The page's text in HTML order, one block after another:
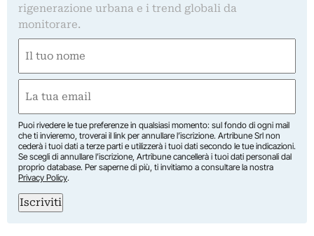
rigenerazione urbana e i trend globali da
monitorare.
(Obbligatorio)
Nome
(Obbligatorio)
Puoi rivedere le tue preferenze in qualsiasi momento: sul fondo di ogni mail
che ti invieremo, troverai il link per annullare l’iscrizione. Artribune Srl non
cederà i tuoi dati a terze parti e utilizzerà i tuoi dati secondo le tue indicazioni.
Se scegli di annullare l’iscrizione, Artribune cancellerà i tuoi dati personali dal
proprio database. Per saperne di più, ti invitiamo a consultare la nostra
Privacy Policy.
Iscriviti